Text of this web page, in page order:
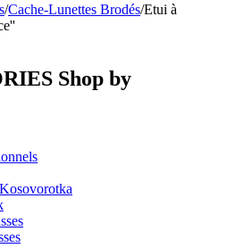
/Cache-Lunettes Brodés/Etui à
Shop by